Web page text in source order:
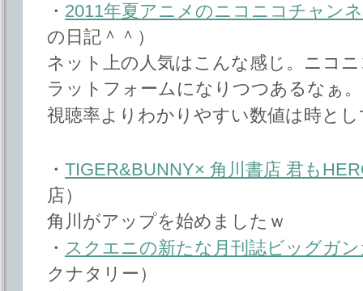
・ 2011年夏アニメのニコニコチャン
の日記＾＾）
ネット上の人気はこんな感じ。ニコ
ラットフォームになりつつあるなぁ。
視聴率よりわかりやすい数値は時と
・ TIGER&BUNNY× 角川書店 君も
店）
角川がアップを始めましたｗ
・ スクエニの新たな月刊誌ビッグガ
クナタリー）